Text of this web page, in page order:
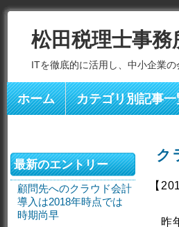
松田税理士事
ITを徹底的に活用し、中小企業
ホーム カテゴリ別記事一
ク
【
昨
最新のエントリー
顧問先へのクラウド会計
導入は2018年時点では
時期尚早